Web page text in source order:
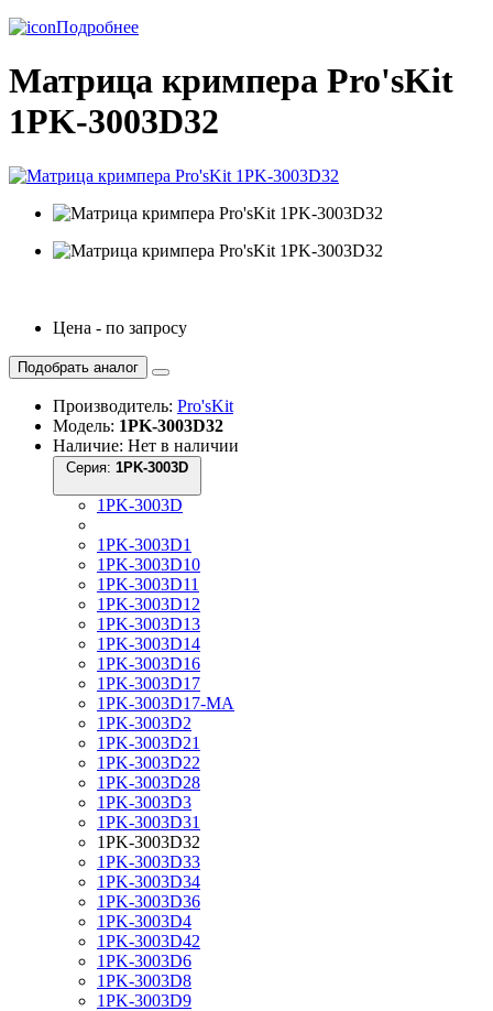
Подробнее
Матрица кримпера Pro'sKit
1PK-3003D32
Цена - по запросу
Подобрать аналог
Производитель: Pro'sKit
Модель: 1PK-3003D32
Наличие: Нет в наличии
Серия:
1PK-3003D
1PK-3003D1
1PK-3003D10
1PK-3003D11
1PK-3003D12
1PK-3003D13
1PK-3003D14
1PK-3003D16
1PK-3003D17
1PK-3003D17-MA
1PK-3003D2
1PK-3003D21
1PK-3003D22
1PK-3003D28
1PK-3003D3
1PK-3003D31
1PK-3003D32
1PK-3003D33
1PK-3003D34
1PK-3003D36
1PK-3003D4
1PK-3003D42
1PK-3003D6
1PK-3003D8
1PK-3003D9